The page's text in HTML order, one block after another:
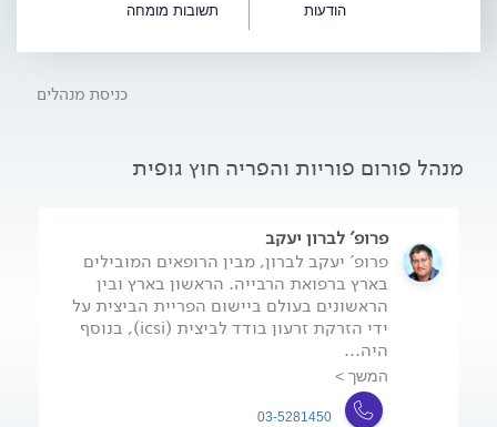
הודעות תשובות מומחה
כניסת מנהלים
מנהל פורום פוריות והפריה חוץ גופית
פרופ' לברון יעקב
פרופ' יעקב לברון, מבין הרופאים המובילים
בארץ ברפואת הרבייה. הראשון בארץ ובין
הראשונים בעולם ביישום הפריית הביצית על
ידי הזרקת זרעון בודד לביצית (icsi), בנוסף
היה...
המשך >
03-5281450